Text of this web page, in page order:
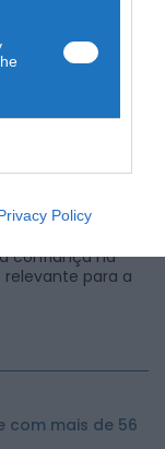
Policy
Junta, o PRS
desfecho. A
a tempo
uma vez que
confiança na
para a
com mais de 56